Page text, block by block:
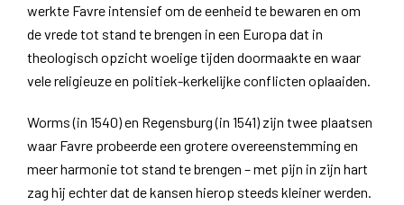
werkte Favre intensief om de eenheid te bewaren en om
de vrede tot stand te brengen in een Europa dat in
theologisch opzicht woelige tijden doormaakte en waar
vele religieuze en politiek-kerkelijke conflicten oplaaiden.
Worms (in 1540) en Regensburg (in 1541) zijn twee plaatsen
waar Favre probeerde een grotere overeenstemming en
meer harmonie tot stand te brengen – met pijn in zijn hart
zag hij echter dat de kansen hierop steeds kleiner werden.